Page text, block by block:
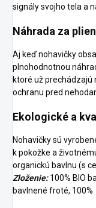
signály svojho tela a
Náhrada za
Aj keď nohavičky
plnohodnotnou
ktoré už prechádzajú
ochranu pred
Ekologické a
Nohavičky sú
k pokožke a
organickú bavlnu (s
Zloženie:100% BIO
bavlnené froté, 100%